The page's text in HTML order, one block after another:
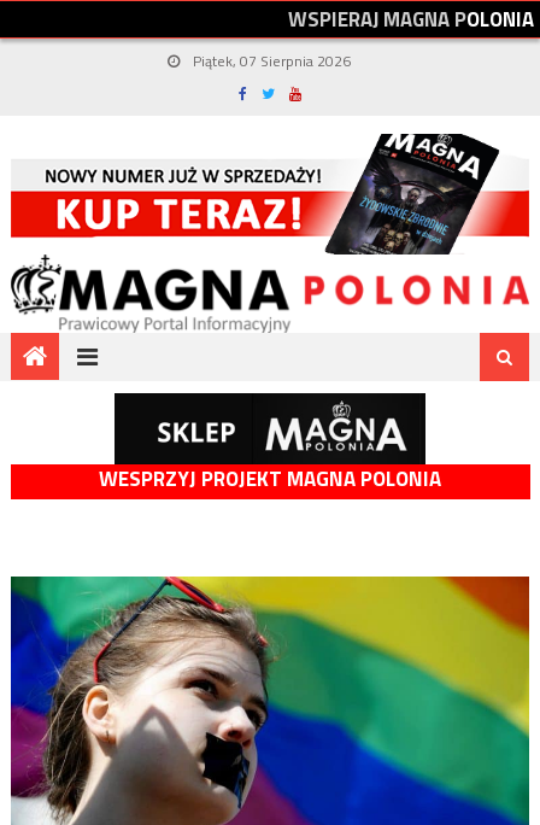
WSPIERAJMAGNAPOLONIA
Piątek, 07 Sierpnia 2026
WESPRZYJ PROJEKT MAGNA POLONIA